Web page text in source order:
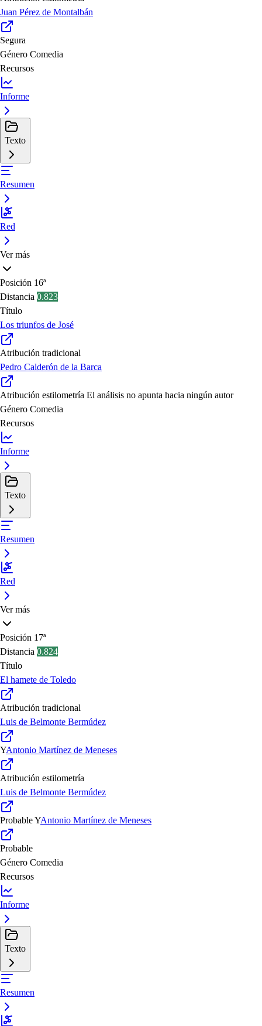
Juan Pérez de Montalbán
Segura
Género Comedia
Recursos
Informe
Texto
Resumen
Red
Ver más
Posición 16ª
Distancia 0.823
Título
Los triunfos de José
Atribución tradicional
Pedro Calderón de la Barca
Atribución estilometría El análisis no apunta hacia ningún autor
Género Comedia
Recursos
Informe
Texto
Resumen
Red
Ver más
Posición 17ª
Distancia 0.824
Título
El hamete de Toledo
Atribución tradicional
Luis de Belmonte Bermúdez
YAntonio Martínez de Meneses
Atribución estilometría
Luis de Belmonte Bermúdez
ProbableYAntonio Martínez de Meneses
Probable
Género Comedia
Recursos
Informe
Texto
Resumen